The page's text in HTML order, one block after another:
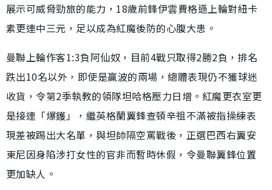
展示可威脅勁旅的能力，18歲前鋒伊雲費格遜上輪對紐卡
素更連中三元，足以成為紅魔後防的心腹大患。
曼聯上輪作客1:3負阿仙奴，目前4戰只取得2勝2負，排名
跌出10名以外，即使是贏波的兩場，總體表現仍不獲球迷
收貨，令第2季執教的領隊坦哈格壓力日增。紅魔更衣室更
是接連「爆鑊」，繼英格蘭翼鋒查頓辛祖不滿被指操練表
現差被踢出大名單，與坦帥隔空罵戰後，正選巴西右翼安
東尼因身陷涉打女性的官非而暫時休假，令曼聯翼鋒位置
更加缺人。